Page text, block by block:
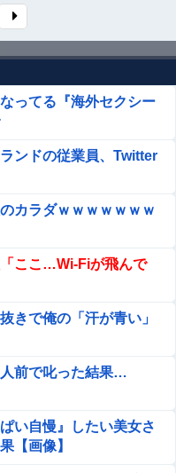
ってる『海外セクシー
ンドの従業員、Twitter
カラダｗｗｗｗｗｗｗ
「ここ…Wi-Fiが飛んで
きで俺の「汗が青い」
人前で叱った結果…
い自慢』したい美女さ
【画像】